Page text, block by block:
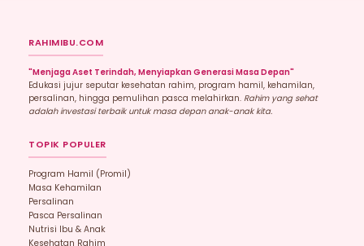
RAHIMIBU.COM
"Menjaga Aset Terindah, Menyiapkan Generasi Masa Depan"
Edukasi jujur seputar kesehatan rahim, program hamil, kehamilan,
persalinan, hingga pemulihan pasca melahirkan. Rahim yang sehat
adalah investasi terbaik untuk masa depan anak-anak kita.
TOPIK POPULER
Program Hamil (promil)
Masa Kehamilan
Persalinan
Pasca Persalinan
Nutrisi Ibu & Anak
Kesehatan Rahim